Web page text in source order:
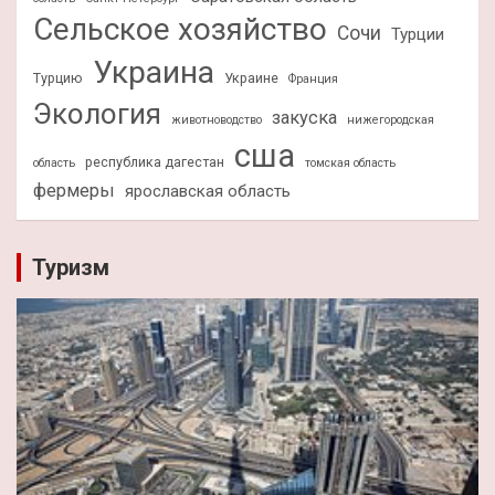
Сельское хозяйство Сочи Турции
Турцию Украина Украине Франция
Экология животноводство закуска нижегородская
область республика дагестан сша томская область
фермеры ярославская область
Туризм